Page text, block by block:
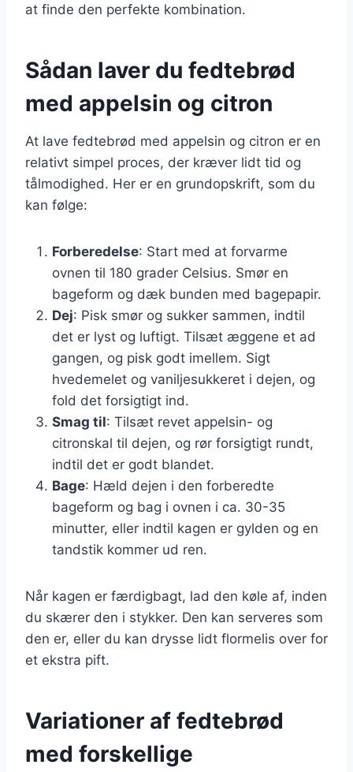
at finde den perfekte kombination.
Sådan laver du fedtebrød
med appelsin og citron
At lave fedtebrød med appelsin og citron er en
relativt simpel proces, der kræver lidt tid og
tålmodighed. Her er en grundopskrift, som du
kan følge:
Forberedelse: Start med at forvarme
ovnen til 180 grader Celsius. Smør en
bageform og dæk bunden med bagepapir.
Dej: Pisk smør og sukker sammen, indtil
det er lyst og luftigt. Tilsæt æggene et ad
gangen, og pisk godt imellem. Sigt
hvedemelet og vaniljesukkeret i dejen, og
fold det forsigtigt ind.
Smag til: Tilsæt revet appelsin- og
citronskal til dejen, og rør forsigtigt rundt,
indtil det er godt blandet.
Bage: Hæld dejen i den forberedte
bageform og bag i ovnen i ca. 30-35
minutter, eller indtil kagen er gylden og en
tandstik kommer ud ren.
Når kagen er færdigbagt, lad den køle af, inden
du skærer den i stykker. Den kan serveres som
den er, eller du kan drysse lidt flormelis over for
et ekstra pift.
Variationer af fedtebrød
med forskellige